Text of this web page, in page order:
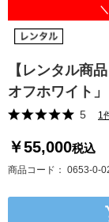
【レンタル商
オフホワイト」
5 1
￥55,000税込
商品コード 0653-0-